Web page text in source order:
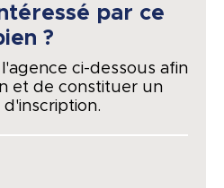
par ce
?
ci-dessous afin
et de constituer un
d'inscription.